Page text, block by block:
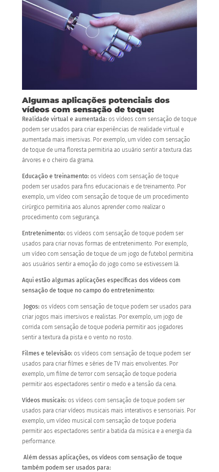
Algumas aplicações potenciais dos
vídeos com sensação de toque:
Realidade virtual e aumentada: os vídeos com sensação de toque
podem ser usados para criar experiências de realidade virtual e
aumentada mais imersivas. Por exemplo, um vídeo com sensação
de toque de uma floresta permitiria ao usuário sentir a textura das
árvores e o cheiro da grama.
Educação e treinamento: os vídeos com sensação de toque
podem ser usados para fins educacionais e de treinamento. Por
exemplo, um vídeo com sensação de toque de um procedimento
cirúrgico permitiria aos alunos aprender como realizar o
procedimento com segurança.
Entretenimento: os vídeos com sensação de toque podem ser
usados para criar novas formas de entretenimento. Por exemplo,
um vídeo com sensação de toque de um jogo de futebol permitiria
aos usuários sentir a emoção do jogo como se estivessem lá.
Aqui estão algumas aplicações específicas dos vídeos com
sensação de toque no campo do entretenimento:
Jogos: os vídeos com sensação de toque podem ser usados para
criar jogos mais imersivos e realistas. Por exemplo, um jogo de
corrida com sensação de toque poderia permitir aos jogadores
sentir a textura da pista e o vento no rosto.
Filmes e televisão: os vídeos com sensação de toque podem ser
usados para criar filmes e séries de TV mais envolventes. Por
exemplo, um filme de terror com sensação de toque poderia
permitir aos espectadores sentir o medo e a tensão da cena.
Vídeos musicais: os vídeos com sensação de toque podem ser
usados para criar vídeos musicais mais interativos e sensoriais. Por
exemplo, um vídeo musical com sensação de toque poderia
permitir aos espectadores sentir a batida da música e a energia da
performance.
Além dessas aplicações, os vídeos com sensação de toque
também podem ser usados para: